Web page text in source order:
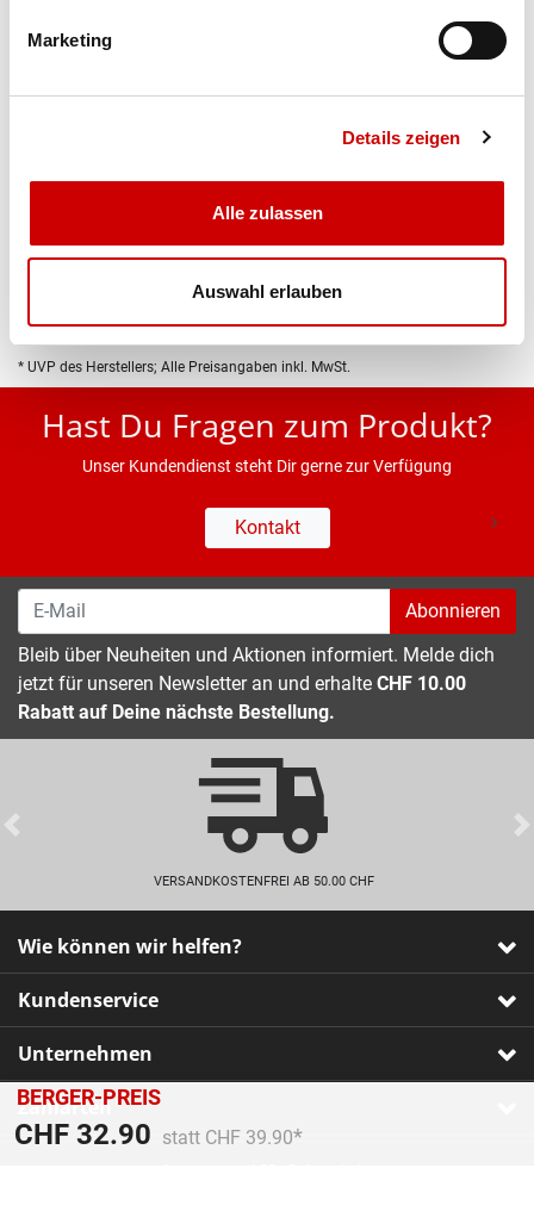
Marketing
Details zeigen
Alle zulassen
Auswahl erlauben
BERGER-PREIS
CHF 32.90 Preis reduziert von
statt CHF 39.90
An
Bis 17:00 Uhr bestellen: morgen geliefert - ab CHF 50.00
Produktbeschreibung
* UVP des Herstellers; Alle Preisangaben inkl. MwSt.
Hast Du Fragen zum Produkt?
Unser Kundendienst steht Dir gerne zur Verfügung
Kontakt
Abonnieren
Bleib über Neuheiten und Aktionen informiert. Melde dich
jetzt für unseren Newsletter an und erhalte CHF 10.00
Rabatt auf Deine nächste Bestellung.
VERSANDKOSTENFREI AB 50.00 CHF
Previous
Wie können wir helfen?
Kundenservice
Unternehmen
Zahlarten